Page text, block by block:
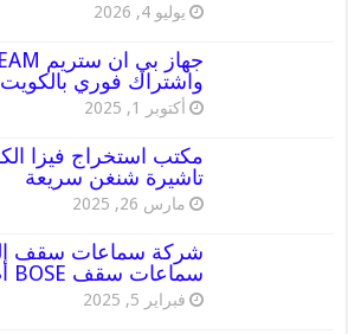
يوليو 4, 2026
واشتراك فوري بالكويت
أكتوبر 1, 2025
تاشيرة شنغن سريعة
مارس 26, 2025
سماعات سقف BOSE أصلية
فبراير 5, 2025